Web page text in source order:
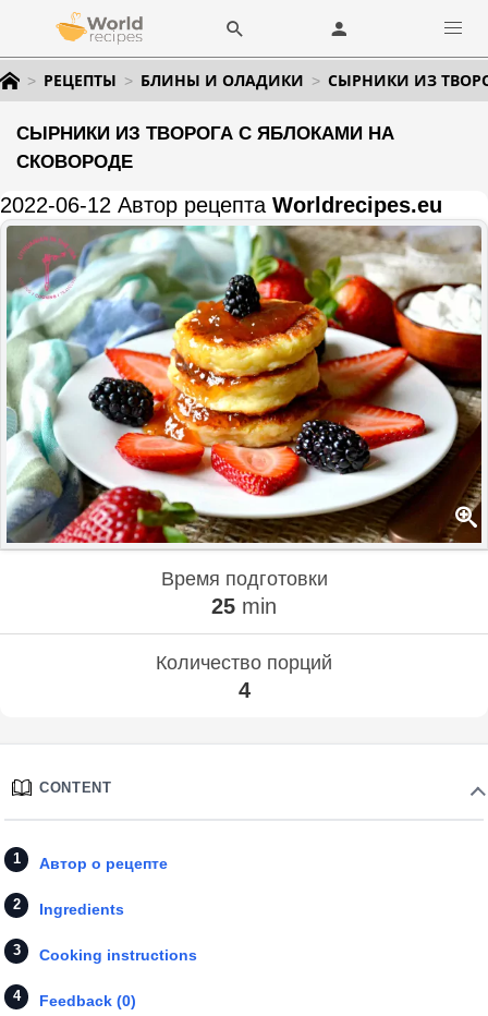
РЕЦЕПТЫ БЛИНЫ И ОЛАДИКИ СЫРНИКИ ИЗ
СЫРНИКИ ИЗ ТВОРОГА С ЯБЛОКАМИ НА
СКОВОРОДЕ
2022-06-12 Автор рецепта Worldrecipes.eu
Время подготовки
25 min
Количество порций
4
CONTENT
Автор о рецепте
Ingredients
Cooking instructions
Feedback (0)